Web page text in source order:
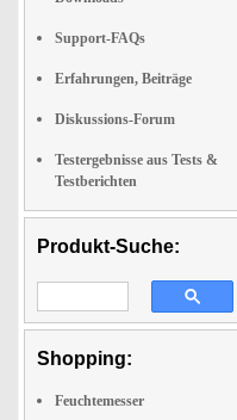
Support-FAQs
Erfahrungen, Beiträge
Diskussions-Forum
Testergebnisse aus Tests &
Testberichten
Produkt-Suche:
Shopping:
Feuchtemesser